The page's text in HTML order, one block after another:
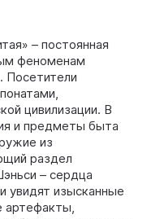
– постоянная
феноменам
Посетители
цивилизации. В
и предметы быта
из
раздел
– сердца
увидят изысканные
артефакты,